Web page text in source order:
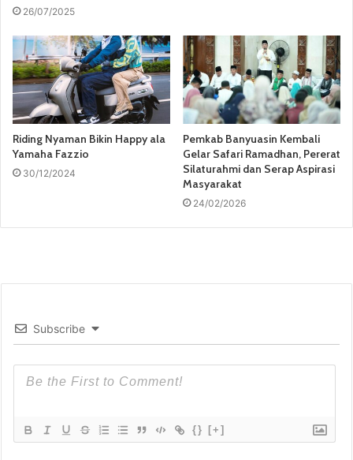
26/07/2025
Riding Nyaman Bikin Happy ala
Yamaha Fazzio
30/12/2024
Pemkab Banyuasin Kembali
Gelar Safari Ramadhan, Pererat
Silaturahmi dan Serap Aspirasi
Masyarakat
24/02/2026
Subscribe
{} [+]